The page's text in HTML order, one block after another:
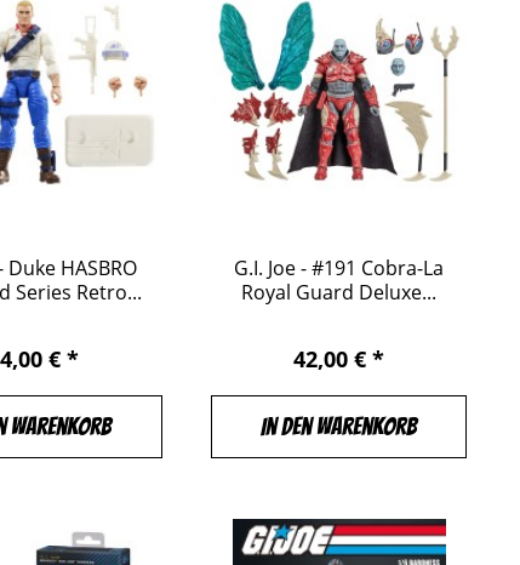
Duke HASBRO
Series Retro...
€ *
Warenkorb
G.I. Joe - #191 Cobra-La
Royal Guard Deluxe...
42,00 € *
In den Warenkorb